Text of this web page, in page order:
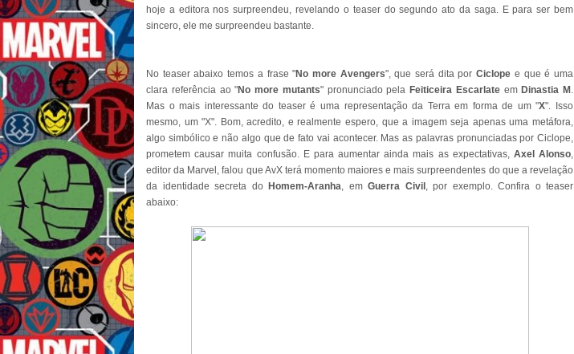
hoje a editora nos surpreendeu, revelando o teaser do segundo ato da saga. E para ser bem
sincero, ele me surpreendeu bastante.
No teaser abaixo temos a frase "No more Avengers", que será dita porCiclope e que é uma
clara referência ao "No more mutants" pronunciado pela Feiticeira Escarlateem Dinastia M .
Mas o mais interessante do teaser é uma representação da Terra em forma de um "X". Isso
mesmo, um "X". Bom, acredito, e realmente espero, que a imagem seja apenas uma metáfora,
algo simbólico e não algo que de fato vai acontecer. Mas as palavras pronunciadas por Ciclope,
prometem causar muita confusão. E para aumentar ainda mais as expectativas, Axel Alonso,
editor da Marvel, falou que AvX terá momento maiores e mais surpreendentes do que a revelação
da identidade secreta do Homem-Aranha, em Guerra Civil , por exemplo. Confira o teaser
abaixo: